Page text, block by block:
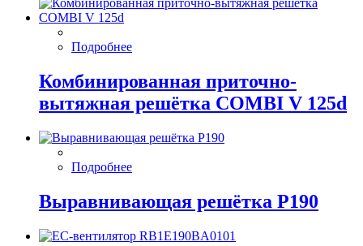
Подробнее
Комбинированная приточно-
вытяжная решётка COMBI V 125d
Подробнее
Выравнивающая решётка P190